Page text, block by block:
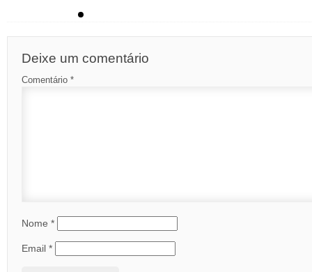
Deixe um comentário
Comentário *
Nome *
Email *